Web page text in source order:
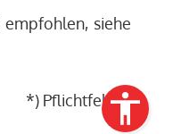
siehe
*) Pflichtfelder